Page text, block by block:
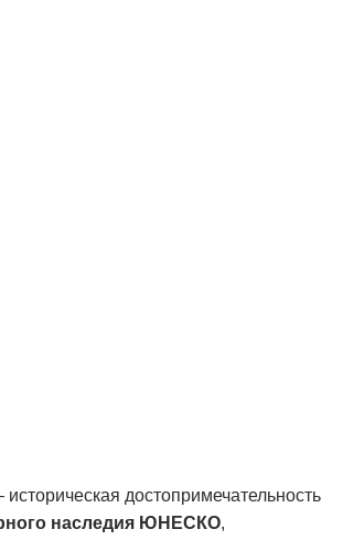
достопримечательность
наследия ЮНЕСКО,